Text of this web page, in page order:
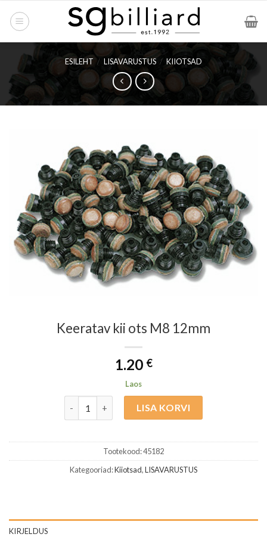
ESILEHT / LISAVARUSTUS / KIIOTSAD
Keeratav kii ots M8 12mm
1.20 €
Laos
Keeratav kii ots M8 12mm kogus
LISA KORVI
Tootekood:45182
Kategooriad:Kiiotsad,LISAVARUSTUS
KIRJELDUS